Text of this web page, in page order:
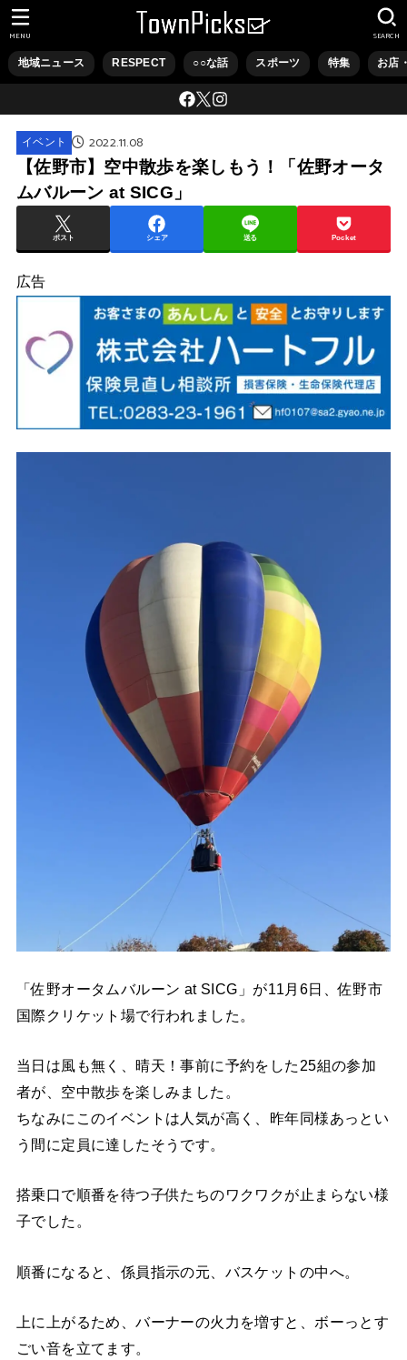
地域ニュース RESPECT ○○な話 スポーツ 特集 お店
SEARCH
MENU
イベント 2022.11.08
【佐野市】空中散歩を楽しもう！「佐野オータ
ムバルーン at SICG」
ポスト シェア 送る Pocket
広告
「佐野オータムバルーン at SICG」が11月6日、佐野市
国際クリケット場で行われました。
当日は風も無く、晴天！事前に予約をした25組の参加
者が、空中散歩を楽しみました。
ちなみにこのイベントは人気が高く、昨年同様あっとい
う間に定員に達したそうです。
搭乗口で順番を待つ子供たちのワクワクが止まらない様
子でした。
順番になると、係員指示の元、バスケットの中へ。
上に上がるため、バーナーの火力を増すと、ボーっとす
ごい音を立てます。